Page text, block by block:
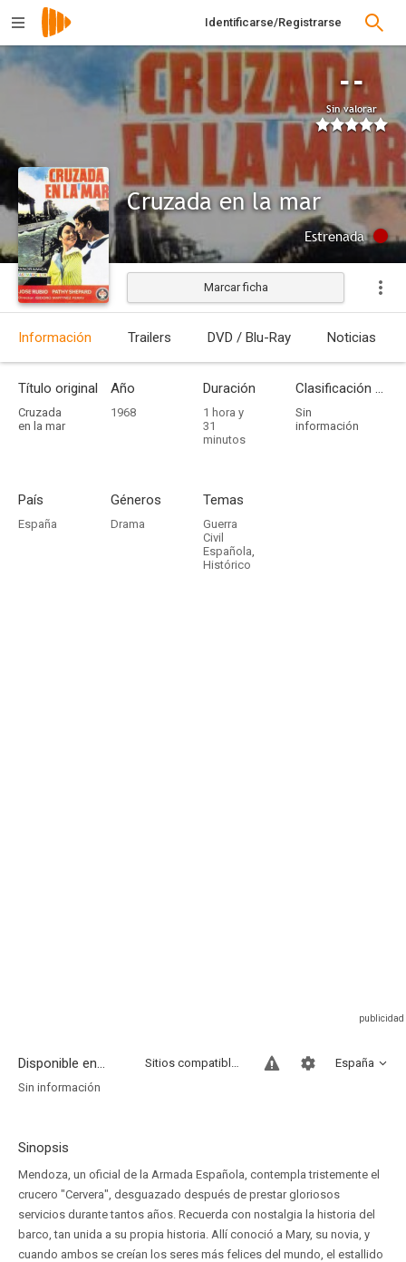
Identificarse/Registrarse
--
Sin valorar
Cruzada en la mar
Estrenada
Marcar ficha
Información Trailers DVD / Blu-Ray Noticias
Título original
Cruzada
en la mar
Año
1968
Duración
1 hora y
31
minutos
Clasificación por edades
Sin
información
País
España
Géneros
Drama
Temas
Guerra
Civil
Española,
Histórico
Disponible en... España
Sitios compatibles
Sin información
Sinopsis
Mendoza, un oficial de la Armada Española, contempla tristemente el
crucero "Cervera", desguazado después de prestar gloriosos
servicios durante tantos años. Recuerda con nostalgia la historia del
barco, tan unida a su propia historia. Allí conoció a Mary, su novia, y
cuando ambos se creían los seres más felices del mundo, el estallido